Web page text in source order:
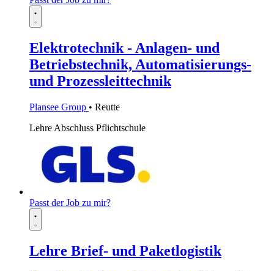
Elektrotechnik - Anlagen- und
Betriebstechnik, Automatisierungs-
und Prozessleittechnik
Plansee Group • Reutte
Lehre Abschluss Pflichtschule
Passt der Job zu mir?
Lehre Brief- und Paketlogistik